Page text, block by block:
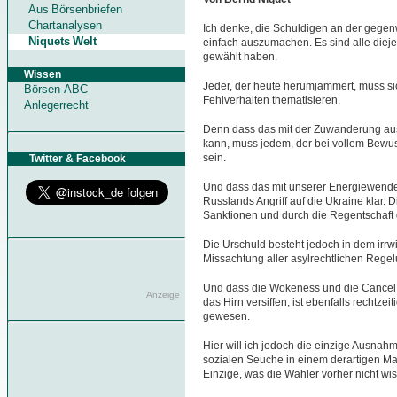
Aus Börsenbriefen
Chartanalysen
Niquets Welt
Wissen
Börsen-ABC
Anlegerrecht
Twitter & Facebook
Anzeige
Ich denke, die Schuldigen an der
einfach auszumachen. Es sind alle
gewählt haben.
Jeder, der heute herumjammert, muss
Fehlverhalten thematisieren.
Denn dass das mit der Zuwanderung
kann, muss jedem, der bei vollem
sein.
Und dass das mit unserer
Russlands Angriff auf die Ukraine klar.
Sanktionen und durch die
Die Urschuld besteht jedoch in dem
Missachtung aller asylrechtlichen
Und dass die Wokeness und die
das Hirn versiffen, ist ebenfalls
gewesen.
Hier will ich jedoch die einzige
sozialen Seuche in einem derartigen
Einzige, was die Wähler vorher nicht